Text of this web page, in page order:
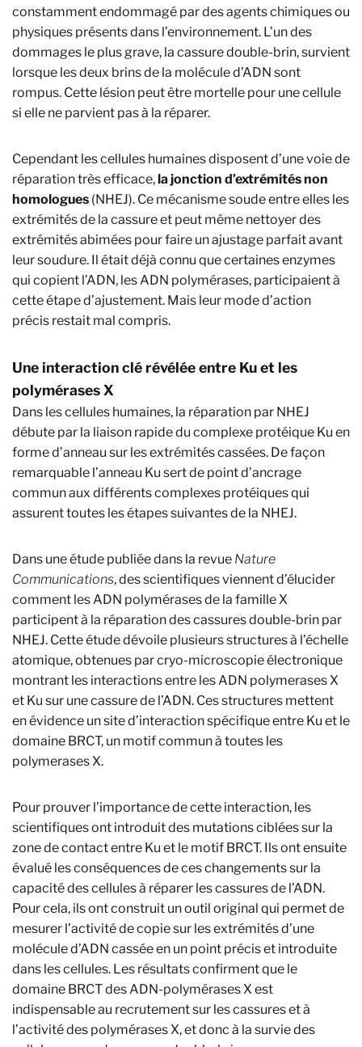
constamment endommagé par des agents chimiques ou
physiques présents dans l’environnement. L’un des
dommages le plus grave, la cassure double-brin, survient
lorsque les deux brins de la molécule d’ADN sont
rompus. Cette lésion peut être mortelle pour une cellule
si elle ne parvient pas à la réparer.
Cependant les cellules humaines disposent d’une voie de
réparation très efficace,la jonction d’extrémités non
homologues (NHEJ). Ce mécanisme soude entre elles les
extrémités de la cassure et peut même nettoyer des
extrémités abimées pour faire un ajustage parfait avant
leur soudure. Il était déjà connu que certaines enzymes
qui copient l’ADN, les ADN polymérases, participaient à
cette étape d’ajustement. Mais leur mode d’action
précis restait mal compris.
Une interaction clé révélée entre Ku et les
polymérases X
Dans les cellules humaines, la réparation par NHEJ
débute par la liaison rapide du complexe protéique Ku en
forme d’anneau sur les extrémités cassées. De façon
remarquable l’anneau Ku sert de point d’ancrage
commun aux différents complexes protéiques qui
assurent toutes les étapes suivantes de la NHEJ.
Dans une étude publiée dans la revue Nature
Communications, des scientifiques viennent d’élucider
comment les ADN polymérases de la famille X
participent à la réparation des cassures double-brin par
NHEJ. Cette étude dévoile plusieurs structures à l’échelle
atomique, obtenues par cryo-microscopie électronique
montrant les interactions entre les ADN polymerases X
et Ku sur une cassure de l’ADN. Ces structures mettent
en évidence un site d’interaction spécifique entre Ku et le
domaine BRCT, un motif commun à toutes les
polymerases X.
Pour prouver l’importance de cette interaction, les
scientifiques ont introduit des mutations ciblées sur la
zone de contact entre Ku et le motif BRCT. Ils ont ensuite
évalué les conséquences de ces changements sur la
capacité des cellules à réparer les cassures de l’ADN.
Pour cela, ils ont construit un outil original qui permet de
mesurer l’activité de copie sur les extrémités d’une
molécule d’ADN cassée en un point précis et introduite
dans les cellules. Les résultats confirment que le
domaine BRCT des ADN-polymérases X est
indispensable au recrutement sur les cassures et à
l’activité des polymérases X, et donc à la survie des